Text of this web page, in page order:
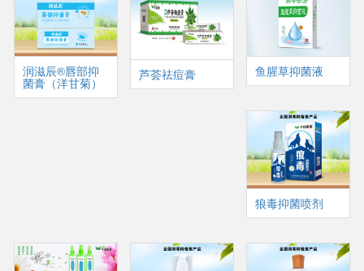
润滋辰®唇部抑
菌膏（洋甘菊）
芦荟祛痘膏 鱼腥草抑菌液
狼毒抑菌喷剂